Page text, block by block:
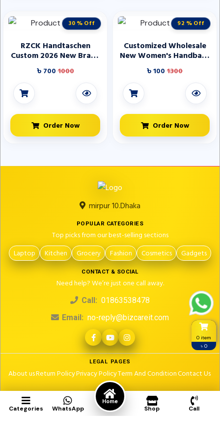
0 item
৳ 0
30 % Off
RZCK Handtaschen
Custom 2026 New Brand
Design Lady Handbags
Fashion Vintage High
Quality square PU
Leather Handbags for
৳ 7001000
Order Now
92 % Off
Customized Wholesale
New Women's Handbags
High-quality Durable Half
Moon Shaped Design
Fashionable PU Leather
Zipper Solid Color
৳ 100 1300
Order Now
mirpur 10.Dhaka
POPULAR CATEGORIES
Top picks from our best-selling sections
Laptop
Kitchen Grocery Fashion Cosmetics Gadgets
CONTACT & SOCIAL
Need help? We’re just one call away.
Call: 01863538478
Email: no-reply@bizcareit.com
LEGAL PAGES
About usReturn PolicyPrivacy PolicyTerm And ConditionContact Us
© 2026. All rights reserved. Design & Development by Dailymartbd
Categories WhatsApp
Home
Shop Call